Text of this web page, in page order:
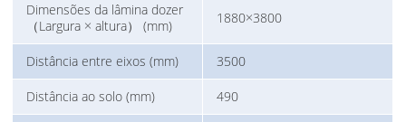
Dimensões da lâmina dozer
（Largura × altura） (mm)
1880×3800
Distância entre eixos (mm) 3500
Distância ao solo (mm) 490